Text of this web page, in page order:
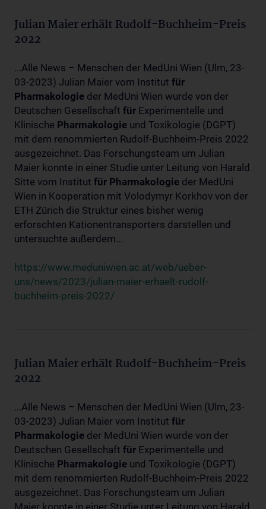
Julian Maier erhält Rudolf-Buchheim-Preis
2022
...Alle News – Menschen der MedUni Wien (Ulm, 23-
03-2023) Julian Maier vom Institut für
Pharmakologie der MedUni Wien wurde von der
Deutschen Gesellschaft für Experimentelle und
Klinische Pharmakologie und Toxikologie (DGPT)
mit dem renommierten Rudolf-Buchheim-Preis 2022
ausgezeichnet. Das Forschungsteam um Julian
Maier konnte in einer Studie unter Leitung von Harald
Sitte vom Institut für Pharmakologie der MedUni
Wien in Kooperation mit Volodymyr Korkhov von der
ETH Zürich die Struktur eines bisher wenig
erforschten Kationentransporters darstellen und
untersuchte außerdem...
https://www.meduniwien.ac.at/web/ueber-
uns/news/2023/julian-maier-erhaelt-rudolf-
buchheim-preis-2022/
Julian Maier erhält Rudolf-Buchheim-Preis
2022
...Alle News – Menschen der MedUni Wien (Ulm, 23-
03-2023) Julian Maier vom Institut für
Pharmakologie der MedUni Wien wurde von der
Deutschen Gesellschaft für Experimentelle und
Klinische Pharmakologie und Toxikologie (DGPT)
mit dem renommierten Rudolf-Buchheim-Preis 2022
ausgezeichnet. Das Forschungsteam um Julian
Maier konnte in einer Studie unter Leitung von Harald